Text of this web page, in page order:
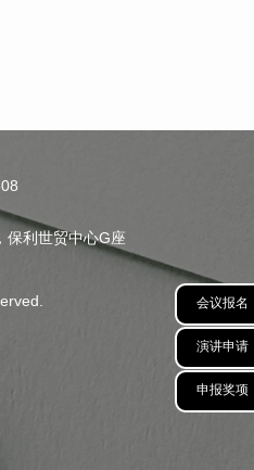
会议报名
演讲申请
申报奖项
保利世贸中心G座